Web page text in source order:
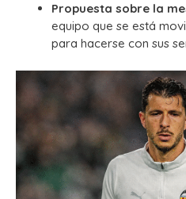
Propuesta sobre la
equipo que se está
para hacerse con sus